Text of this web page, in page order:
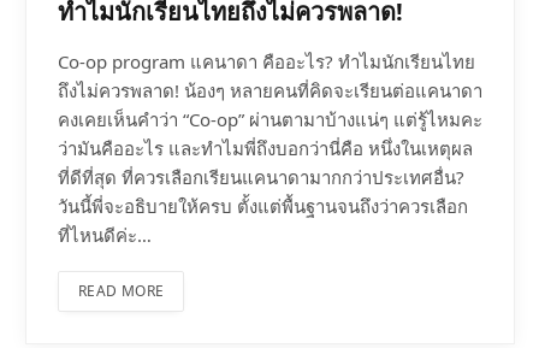
ทำไมนักเรียนไทยถึงไม่ควรพลาด!
Co-op program แคนาดา คืออะไร? ทำไมนักเรียนไทย
ถึงไม่ควรพลาด! น้องๆ หลายคนที่คิดจะเรียนต่อแคนาดา
คงเคยเห็นคำว่า “Co-op” ผ่านตามาบ้างแน่ๆ แต่รู้ไหมคะ
ว่ามันคืออะไร และทำไมพี่ถึงบอกว่านี่คือ หนึ่งในเหตุผล
ที่ดีที่สุด ที่ควรเลือกเรียนแคนาดามากกว่าประเทศอื่น?
วันนี้พี่จะอธิบายให้ครบ ตั้งแต่พื้นฐานจนถึงว่าควรเลือก
ที่ไหนดีค่ะ…
READ MORE